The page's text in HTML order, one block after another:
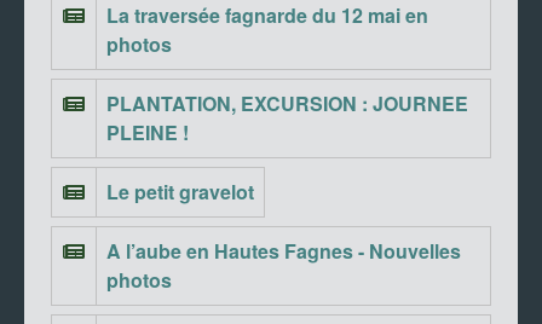
La traversée fagnarde du 12 mai en
photos
PLANTATION, EXCURSION : JOURNEE
PLEINE !
Le petit gravelot
A l’aube en Hautes Fagnes - Nouvelles
photos